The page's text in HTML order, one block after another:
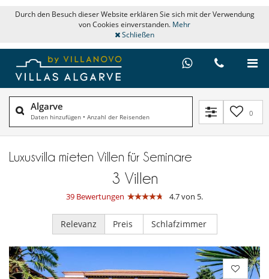
Durch den Besuch dieser Website erklären Sie sich mit der Verwendung
von Cookies einverstanden. Mehr
Schließen
Algarve
Daten hinzufügen • Anzahl der Reisenden 0
Luxusvilla mieten Villen für Seminare
3 Villen
39 Bewertungen 4.7 von 5.
Relevanz Preis Schlafzimmer